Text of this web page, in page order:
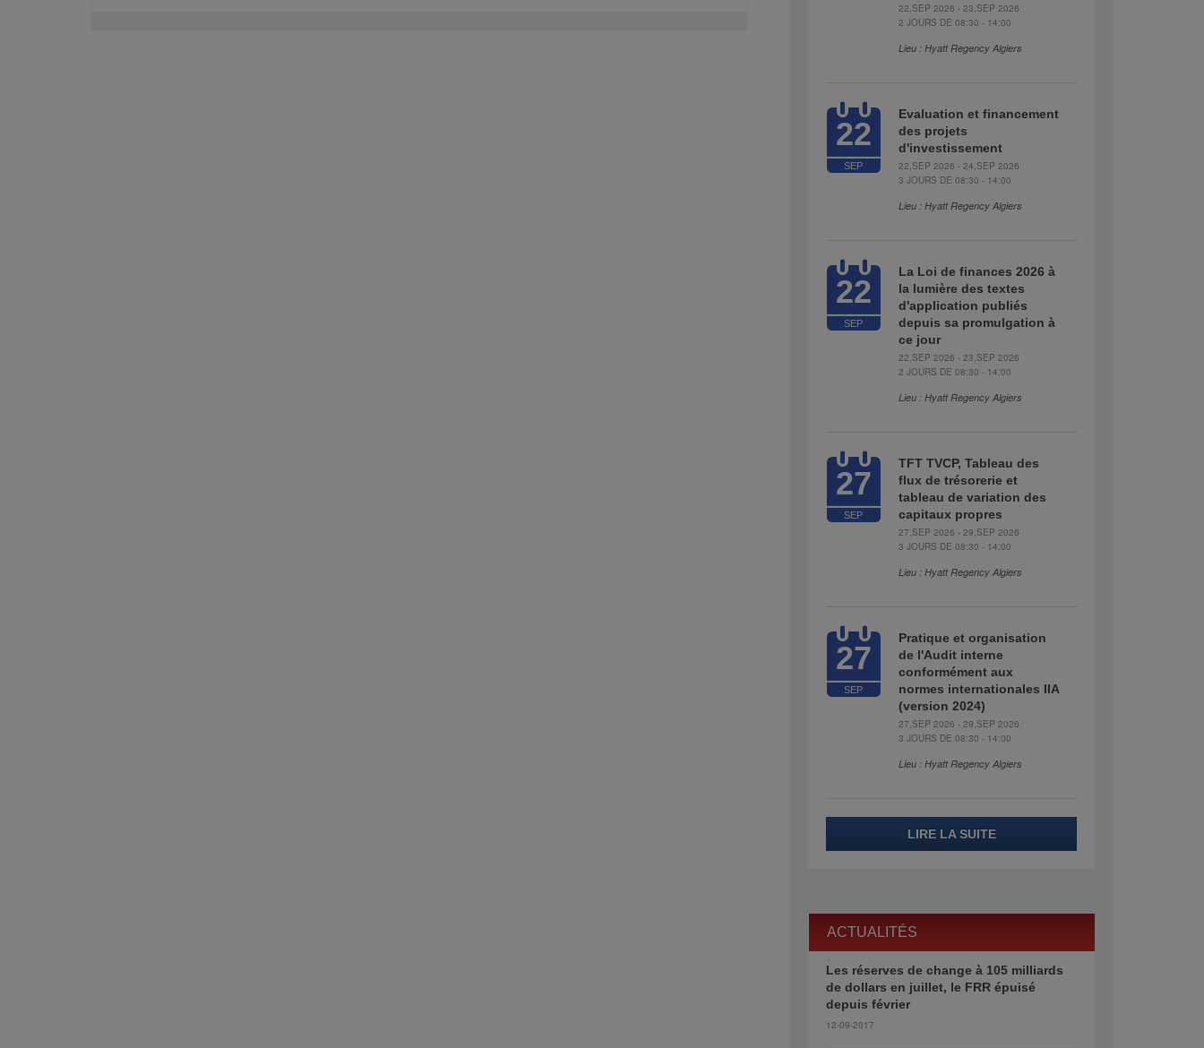
22,SEP 2026 - 23,SEP 2026
2 JOURS DE 08:30 - 14:00
Lieu : Hyatt Regency Algiers
22
SEP
Evaluation et financement
des projets
d'investissement
22,SEP 2026 - 24,SEP 2026
3 JOURS DE 08:30 - 14:00
Lieu : Hyatt Regency Algiers
22
SEP
La Loi de finances 2026 à
la lumière des textes
d'application publiés
depuis sa promulgation à
ce jour
22,SEP 2026 - 23,SEP 2026
2 JOURS DE 08:30 - 14:00
Lieu : Hyatt Regency Algiers
27
SEP
TFT TVCP, Tableau des
flux de trésorerie et
tableau de variation des
capitaux propres
27,SEP 2026 - 29,SEP 2026
3 JOURS DE 08:30 - 14:00
Lieu : Hyatt Regency Algiers
27
SEP
Pratique et organisation
de l'Audit interne
conformément aux
normes internationales IIA
(version 2024)
27,SEP 2026 - 29,SEP 2026
3 JOURS DE 08:30 - 14:00
Lieu : Hyatt Regency Algiers
LIRE LA SUITE
ACTUALITÉS
Les réserves de change à 105 milliards
de dollars en juillet, le FRR épuisé
depuis février
12-09-2017